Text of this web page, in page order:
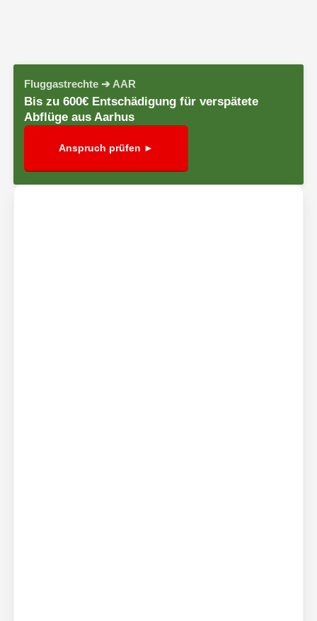
Fluggastrechte ➔ AAR
Bis zu 600€ Entschädigung für verspätete
Abflüge aus Aarhus
Anspruch prüfen ►